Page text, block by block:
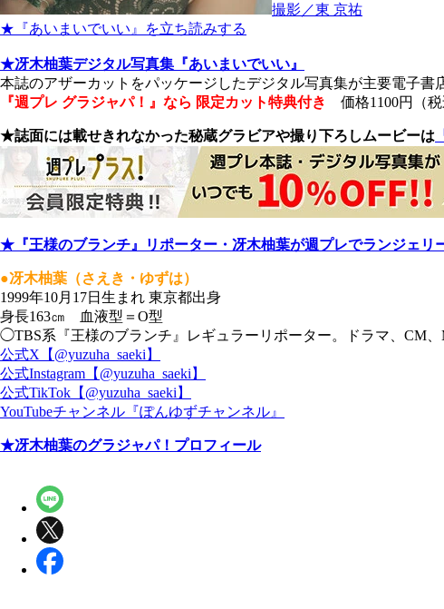
撮影／東 京祐
★『あいまいでいい』を立ち読みする
★冴木柚葉デジタル写真集『あいまいでいい』
本誌のアザーカットをパッケージしたデジタル写真集が主要電子
『週プレ グラジャパ！』なら 限定カット特典付き
価格1100円（税
★誌面には載せきれなかった秘蔵グラビアや撮り下ろしムービーは
★『王様のブランチ』リポーター・冴木柚葉が週プレでランジェリ
●冴木柚葉（さえき・ゆずは）
1999年10月17日生まれ 東京都出身
身長163㎝ 血液型＝O型
◯TBS系『王様のブランチ』レギュラーリポーター。ドラマ、CM
公式X【@yuzuha_saeki】
公式Instagram【@yuzuha_saeki】
公式TikTok【@yuzuha_saeki】
YouTubeチャンネル『ぽんゆずチャンネル』
★冴木柚葉のグラジャパ！プロフィール